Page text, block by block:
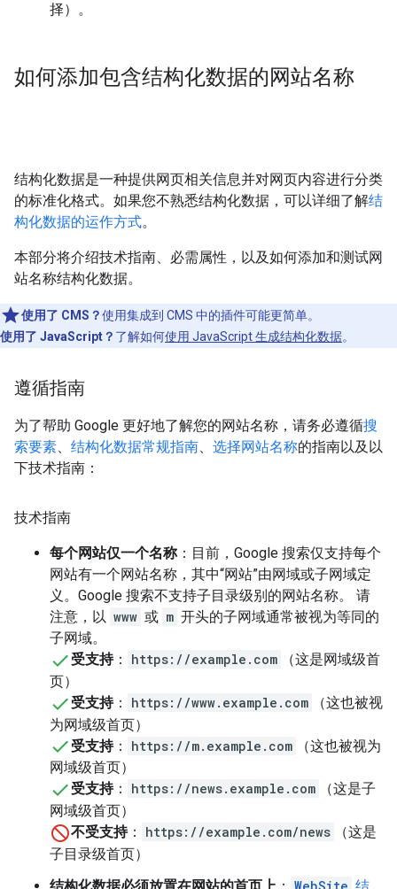
择）。
如何添加包含结构化数据的网站名称
结构化数据是一种提供网页相关信息并对网页内容进行分类
的标准化格式。如果您不熟悉结构化数据，可以详细了解结
构化数据的运作方式。
本部分将介绍技术指南、必需属性，以及如何添加和测试网
站名称结构化数据。
使用了 CMS？使用集成到 CMS 中的插件可能更简单。
使用了 JavaScript？ 了解如何使用 JavaScript 生成结构化数据。
遵循指南
为了帮助 Google 更好地了解您的网站名称，请务必遵循搜
索要素、 结构化数据常规指南、 选择网站名称的指南以及以
下技术指南：
技术指南
每个网站仅一个名称：目前，Google 搜索仅支持每个
网站有一个网站名称，其中“网站”由网域或子网域定
义。 Google 搜索不支持子目录级别的网站名称。 请
注意，以 www 或 m 开头的子网域通常被视为等同的
子网域。
受支持： https://example.com
（这是网域级首
页）
受支持： https://www.example.com
（这也被视
为网域级首页）
受支持： https://m.example.com
（这也被视为
网域级首页）
受支持： https://news.example.com
（这是子
网域级首页）
不受支持： https://example.com/news
（这是
子目录级首页）